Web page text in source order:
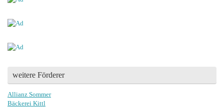
weitere Förderer
Allianz Sommer
Bäckerei Kittl